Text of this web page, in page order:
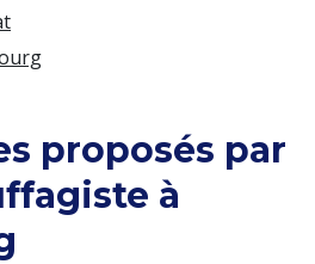
proposés par
à